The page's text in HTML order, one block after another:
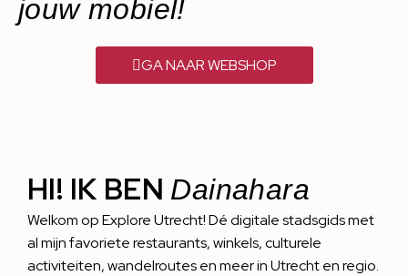
jouw mobiel!
GA NAAR WEBSHOP
HI! IK BEN Dainahara
Welkom op Explore Utrecht! Dé digitale stadsgids met
al mijn favoriete restaurants, winkels, culturele
activiteiten, wandelroutes en meer in Utrecht en regio.